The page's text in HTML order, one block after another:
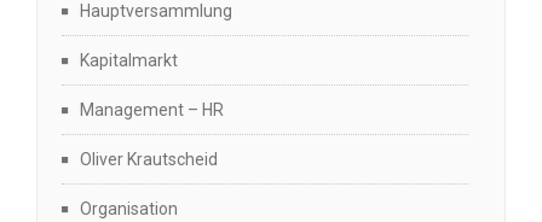
Hauptversammlung
Kapitalmarkt
Management – HR
Oliver Krautscheid
Organisation